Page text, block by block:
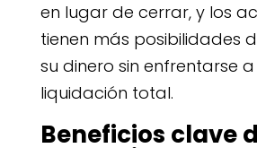
en lugar de cerrar, y los
tienen más posibilidades
su dinero sin enfrentarse
liquidación total.
Beneficios clave